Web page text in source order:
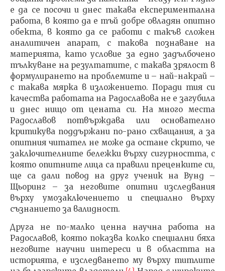
е да се посочи и днес такава експериментална
работа, в която да е тъй добре овладян опитно
обекта, в която да се работи с такъв сложен
аналитичен апарат, с такова познаване на
материята, като условие за едно задълбочено
тълкуване на резултатите, с такава зрялост в
формулирането на проблемите и – най-накрай –
с такава мярка в изложението. Поради тия си
качества работата на Радославова не е загубила
и днес нищо от цената си. На много места
Радославов потвърждава или основателно
критикува поддържани по-рано схващания, а за
опитния читател не може да остане скрито, че
заключителните бележки върху сигурността, с
която опитните лица са правили преценките си,
ще са дали повод на друг ученик на Вунд –
Щьоринг – за неговите опитни изследвания
върху умозаключението и специално върху
съзнанието за валидност.
Друга не по-малко ценна научна работа на
Радославов, която показва колко специални бяха
неговите научни интереси и в областта на
историята, е изследването му върху титлите